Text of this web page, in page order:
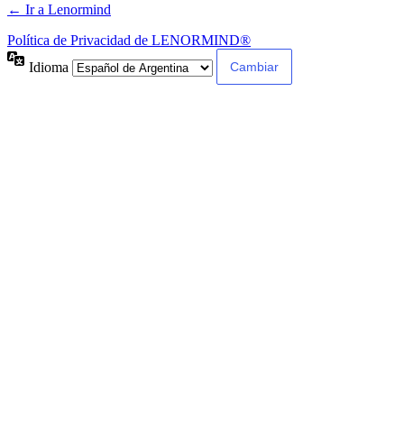
← Ir a Lenormind
Política de Privacidad de LENORMIND®
Idioma